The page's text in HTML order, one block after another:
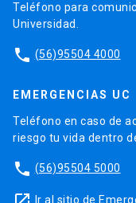
Teléfono para
Universidad.
phone (56)95504 4000
EMERGENCIAS UC
Teléfono en caso de
riesgo tu vida dentro
phone (56)95504 5000
Ir al sitio de